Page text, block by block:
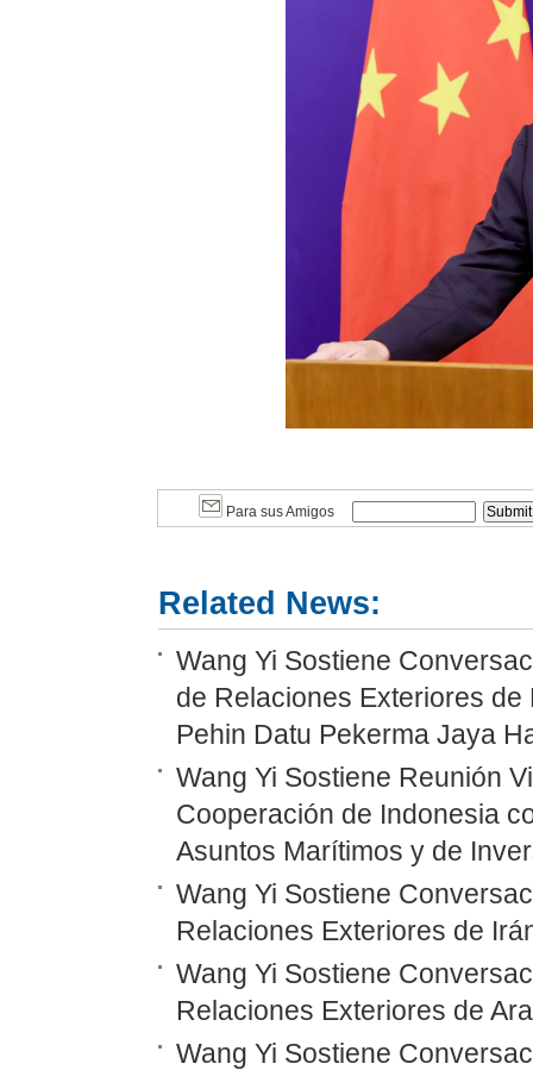
Para sus Amigos
Related News:
Wang Yi Sostiene
de Relaciones Exteriores
Pehin Datu Pekerma Jaya
Wang Yi Sostiene Reunión
Cooperación de Indonesia
Asuntos Marítimos y de
Wang Yi Sostiene
Relaciones Exteriores de
Wang Yi Sostiene
Relaciones Exteriores de
Wang Yi Sostiene